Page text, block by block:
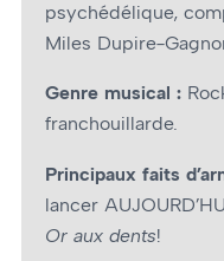
psychédélique,
Miles Dupire-
Genre musical :
franchouillarde.
Principaux faits
lancer
Or aux dents!